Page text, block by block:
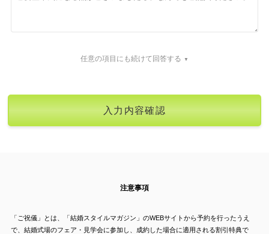
任意の項目にも続けて回答する
注意事項
「ご祝儀」とは、「結婚スタイルマガジン」のWEBサイトから予約を行ったうえ
で、結婚式場のフェア・見学会に参加し、成約した場合に適用される割引特典で